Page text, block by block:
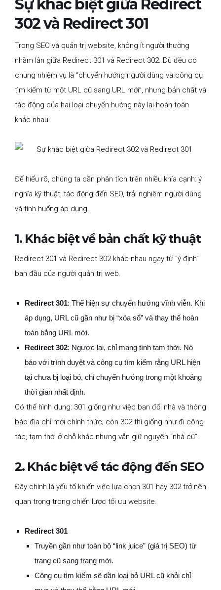
Sự khác biệt giữa Redirect
302 và Redirect 301
Trong SEO và quản trị website, không ít người thường
nhầm lẫn giữa Redirect 301 và Redirect 302. Dù đều có
chung nhiệm vụ là “chuyển hướng người dùng và công cụ
tìm kiếm từ một URL cũ sang URL mới”, nhưng bản chất và
tác động của hai loại chuyển hướng này lại hoàn toàn
khác nhau.
Để hiểu rõ, chúng ta cần phân tích trên nhiều khía cạnh: ý
nghĩa kỹ thuật, tác động đến SEO, trải nghiệm người dùng
và tình huống áp dụng.
1. Khác biệt về bản chất kỹ thuật
Redirect 301 và Redirect 302 khác nhau ngay từ “ý định”
ban đầu của người quản trị web.
Redirect 301: Thể hiện sự chuyển hướng vĩnh viễn. Khi
áp dụng, URL cũ gần như bị “xóa sổ” và thay thế hoàn
toàn bằng URL mới.
Redirect 302: Ngược lại, chỉ mang tính tạm thời. Nó
báo với trình duyệt và công cụ tìm kiếm rằng URL hiện
tại chưa bị loại bỏ, chỉ chuyển hướng trong một khoảng
thời gian nhất định.
Có thể hình dung: 301 giống như việc bạn đổi nhà và thông
báo địa chỉ mới chính thức; còn 302 thì giống như đi công
tác, tạm thời ở chỗ khác nhưng vẫn giữ nguyên “nhà cũ”.
2. Khác biệt về tác động đến SEO
Đây chính là yếu tố khiến việc lựa chọn 301 hay 302 trở nên
quan trọng trong chiến lược tối ưu website.
Redirect 301
Truyền gần như toàn bộ “link juice” (giá trị SEO) từ
trang cũ sang trang mới.
Công cụ tìm kiếm sẽ dần loại bỏ URL cũ khỏi chỉ